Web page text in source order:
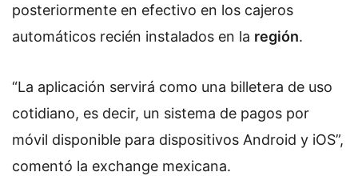
posteriormente en efectivo en los cajeros
automáticos recién instalados en la región.
“La aplicación servirá como una billetera de uso
cotidiano, es decir, un sistema de pagos por
móvil disponible para dispositivos Android y iOS”,
comentó la exchange mexicana.